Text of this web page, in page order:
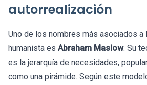
autorrealización
Uno de los nombres más asociados a
humanista es Abraham Maslow. Su
es la jerarquía de necesidades,
como una pirámide. Según este